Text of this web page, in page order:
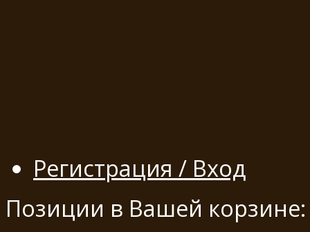
Регистрация / Вход
Позиции в Вашей корзине: